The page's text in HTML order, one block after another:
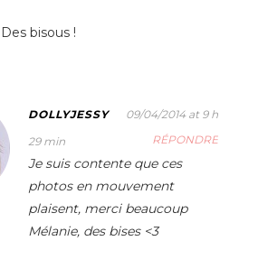
Des bisous !
DOLLYJESSY
09/04/2014 at 9 h
29 min
RÉPONDRE
Je suis contente que ces
photos en mouvement
plaisent, merci beaucoup
Mélanie, des bises <3